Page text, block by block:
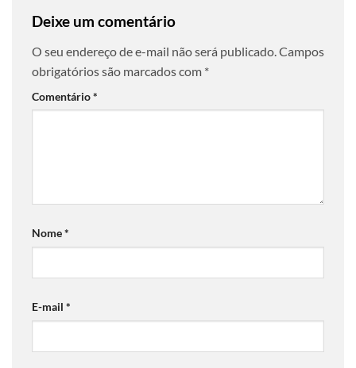
Deixe um comentário
O seu endereço de e-mail não será publicado. Campos
obrigatórios são marcados com *
Comentário*
Nome*
E-mail *